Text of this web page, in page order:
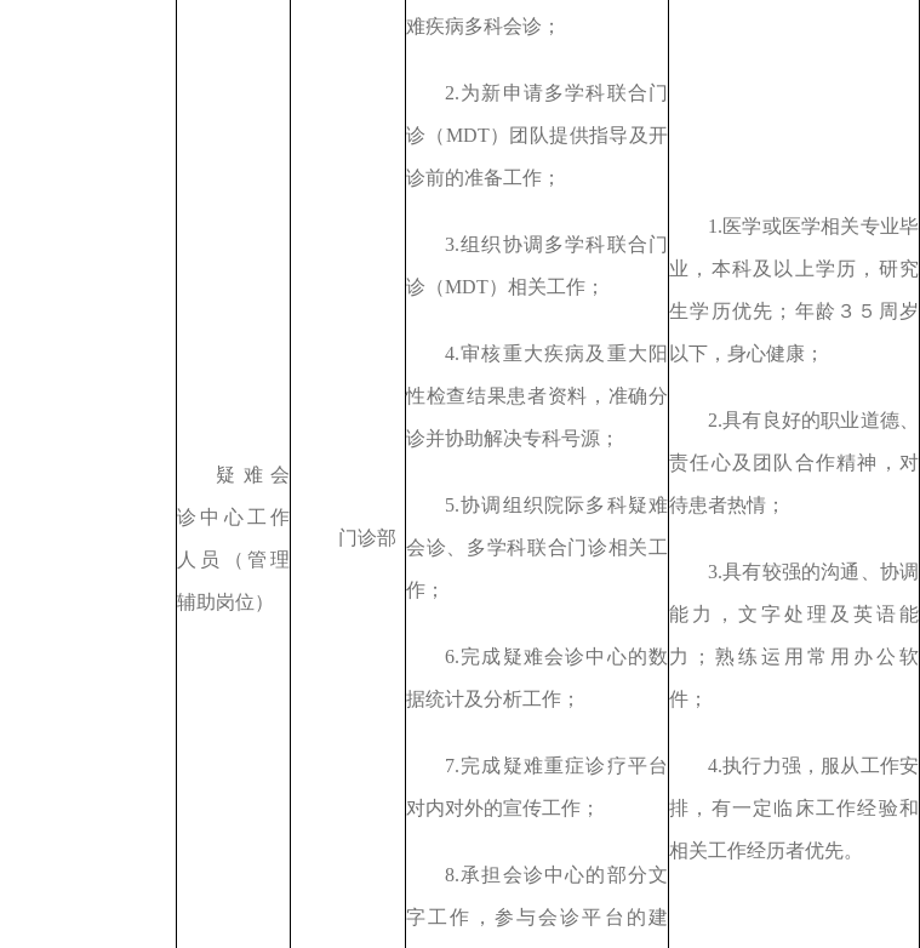
疑难会
诊中心工作
人员（管理
辅助岗位）
门诊部
难疾病多科会诊；
2.为新申请多学科联合门
诊（MDT）团队提供指导及开
诊前的准备工作；
3.组织协调多学科联合门
诊（MDT）相关工作；
4.审核重大疾病及重大阳
性检查结果患者资料，准确分
诊并协助解决专科号源；
5.协调组织 院际多科疑难
会诊 、多学科联合门诊相关工
作；
6.完成疑难会诊中心的数
据统计及分析工作 ；
7.完成疑难重症诊疗平台
对内对外的宣传工作；
8.承担会诊中心的部分文
字工作，参与会诊平台的建
1.医学或医学相关专业毕
业，本科及以上学历，研究
生学历优先；年龄３５周岁
以下，身心健康；
2.具有良好的职业道德、
责任心及团队合作精神，对
待患者热情；
3.具有较强的沟通、协调
能力，文字处理及英语能
力；熟练运用常用办公软
件；
4.执行力强，服从工作安
排，有一定临床工作经验和
相关工作经历者优先。